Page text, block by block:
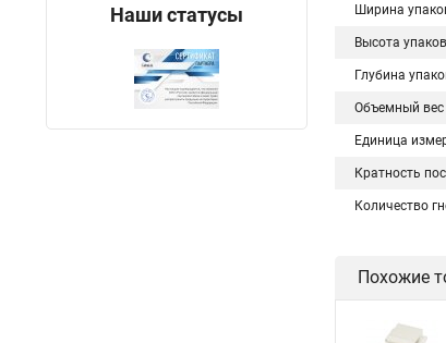
Наши статусы Ширина
Высота
Глубина
Объемный вес
Единица
Кратность
Количество
Похожие